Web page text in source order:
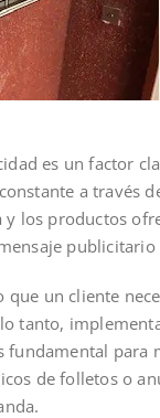
es un factor
a través
los productos
que un cliente
tanto,
fundamental para
de folletos o